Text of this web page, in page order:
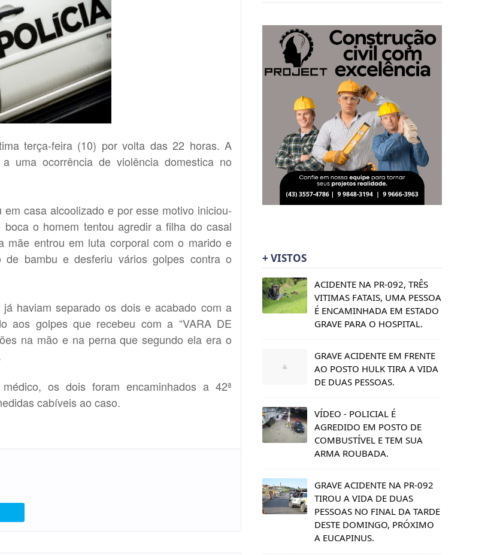
terça-feira (10) por volta das 22 horas. A
uma ocorrência de violência domestica no
casa alcoolizado e por esse motivo iniciou-
o homem tentou agredir a filha do casal
mãe entrou em luta corporal com o marido e
bambu e desferiu vários golpes contra o
haviam separado os dois e acabado com a
aos golpes que recebeu com a “VARA DE
na mão e na perna que segundo ela era o
os dois foram encaminhados a 42ª
cabíveis ao caso.
+ VISTOS
ACIDENTE NA PR-092, TRÊS
VITIMAS FATAIS, UMA PESSOA
É ENCAMINHADA EM ESTADO
GRAVE PARA O HOSPITAL.
GRAVE ACIDENTE EM FRENTE
AO POSTO HULK TIRA A VIDA
DE DUAS PESSOAS.
VÍDEO - POLICIAL É
AGREDIDO EM POSTO DE
COMBUSTÍVEL E TEM SUA
ARMA ROUBADA.
GRAVE ACIDENTE NA PR-092
TIROU A VIDA DE DUAS
PESSOAS NO FINAL DA TARDE
DESTE DOMINGO, PRÓXIMO
A EUCAPINUS.